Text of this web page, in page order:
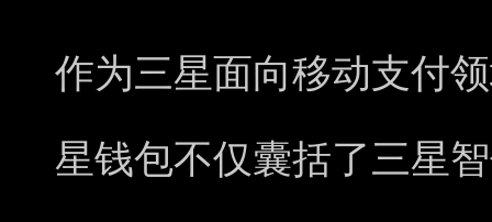
作为三星面向移动支付
星钱包不仅囊括了三星